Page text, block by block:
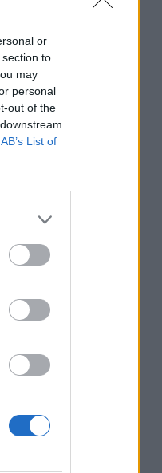
or
to
may
personal
out of the
List of